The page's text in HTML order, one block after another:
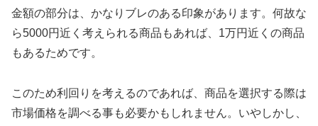
金額の部分は、かなりブレのある印象があります。何故な
ら5000円近く考えられる商品もあれば、1万円近くの商品
もあるためです。
このため利回りを考えるのであれば、商品を選択する際は
市場価格を調べる事も必要かもしれません。いやしかし、